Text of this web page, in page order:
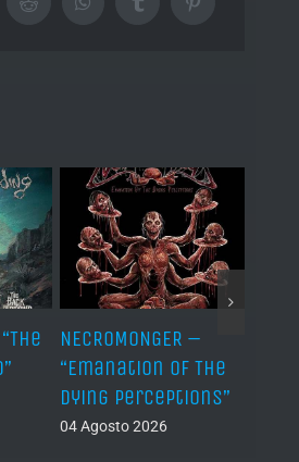
RedditWhatsAppTumblrPinterest
NECROMONGER –
“Emanation Of The
Dying Perceptions”
04 Agosto 2026